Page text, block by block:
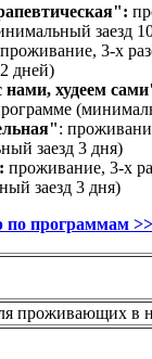
заезд
проживание, 3-х
дней)
нами, худеем
:
заезд 3 дня)
проживание, 3-х
заезд 3 дня)
по программам
проживающих